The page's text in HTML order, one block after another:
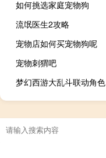
如何挑选家庭宠物狗
流氓医生2攻略
宠物店如何买宠物狗呢
宠物刺猬吧
梦幻西游大乱斗联动角色